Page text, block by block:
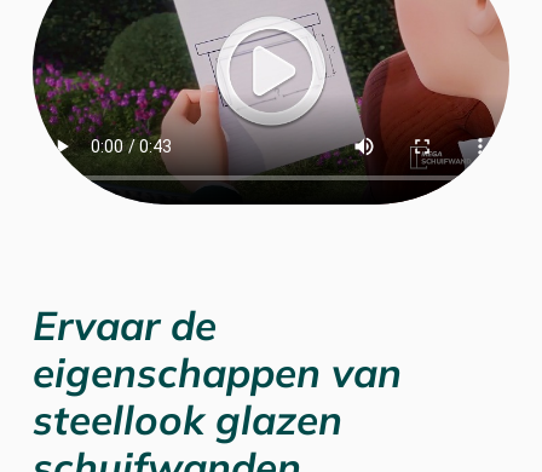
Ervaar de
eigenschappen van
steellook glazen